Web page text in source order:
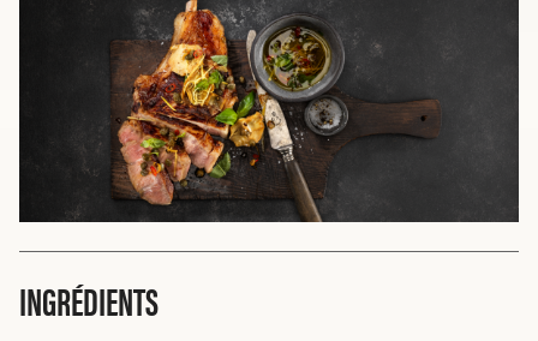
INGRÉDIENTS